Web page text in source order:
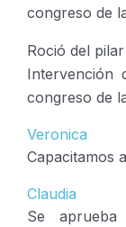
congreso de
Roció del
Intervención
congreso de
Veronica
Capacitamos
Claudia
Se